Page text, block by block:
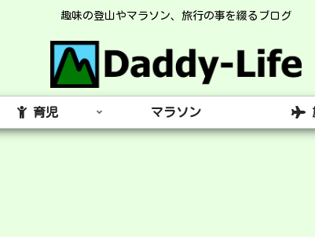
趣味の登山やマラソン、旅行の事を綴るブログ
育児 マラソン